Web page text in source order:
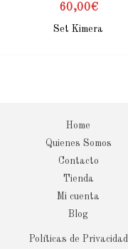
60,00€
Set Kimera
Home
Quienes Somos
Contacto
Tienda
Mi cuenta
Blog
Políticas de Privacidad